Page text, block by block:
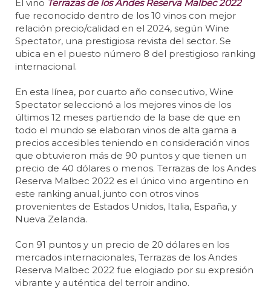
El vino Terrazas de los Andes Reserva Malbec 2022
fue reconocido dentro de los 10 vinos con mejor
relación precio/calidad en el 2024, según Wine
Spectator, una prestigiosa revista del sector. Se
ubica en el puesto número 8 del prestigioso ranking
internacional.
En esta línea, por cuarto año consecutivo, Wine
Spectator seleccionó a los mejores vinos de los
últimos 12 meses partiendo de la base de que en
todo el mundo se elaboran vinos de alta gama a
precios accesibles teniendo en consideración vinos
que obtuvieron más de 90 puntos y que tienen un
precio de 40 dólares o menos. Terrazas de los Andes
Reserva Malbec 2022 es el único vino argentino en
este ranking anual, junto con otros vinos
provenientes de Estados Unidos, Italia, España, y
Nueva Zelanda.
Con 91 puntos y un precio de 20 dólares en los
mercados internacionales, Terrazas de los Andes
Reserva Malbec 2022 fue elogiado por su expresión
vibrante y auténtica del terroir andino.